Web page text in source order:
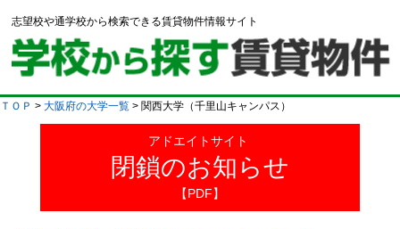
志望校や通学校から検索できる賃貸物件情報サイト
ＴＯＰ > 大阪府の大学一覧 > 関西大学（千里山キャンパス）
アドエイトサイト
閉鎖のお知らせ
【PDF】